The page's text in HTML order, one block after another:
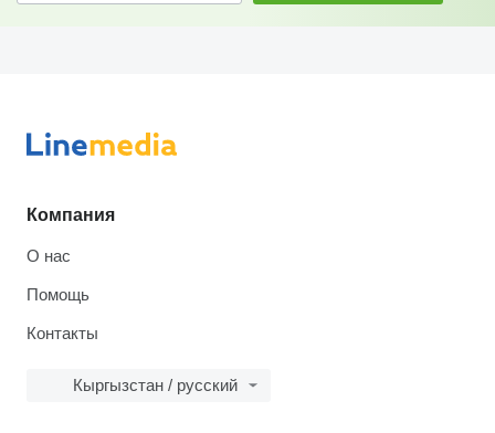
Компания
О нас
Помощь
Контакты
Кыргызстан / русский